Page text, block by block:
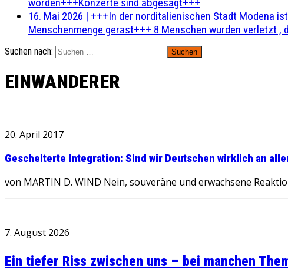
16. Mai 2026 | +++In der norditalienischen Stadt Modena
Menschenmenge gerast+++ 8 Menschen wurden verletzt ,
Suchen nach:
EINWANDERER
20. April 2017
Gescheiterte Integration: Sind wir Deutschen wirklich an
von MARTIN D. WIND Nein, souveräne und erwachsene
7. August 2026
Ein tiefer Riss zwischen uns – bei manchen